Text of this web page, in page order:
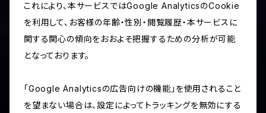
これにより、本サービスではGoogle AnalyticsのCookie
を利用して、お客様の年齢・性別・閲覧履歴・本サービスに
関する関心の傾向をおおよそ把握するための分析が可能
となっております。
「Google Analyticsの広告向けの機能」を使用されること
を望まない場合は、設定によってトラッキングを無効にする